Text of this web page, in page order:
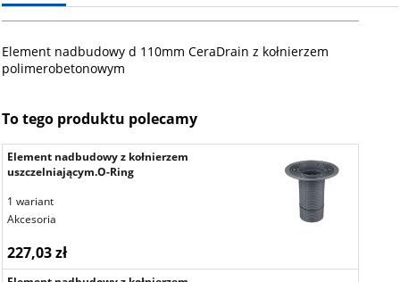
Element nadbudowy d 110mm CeraDrain z kołnierzem
polimerobetonowym
To tego produktu polecamy
Element nadbudowy z kołnierzem
uszczelniającym.O-Ring
1 wariant
Akcesoria
227,03 zł